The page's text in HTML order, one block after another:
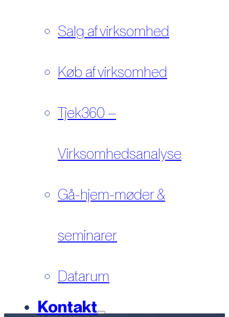
Salg af virksomhed
Køb af virksomhed
Tjek360 –
Virksomhedsanalyse
Gå-hjem-møder &
seminarer
Datarum
Kontakt